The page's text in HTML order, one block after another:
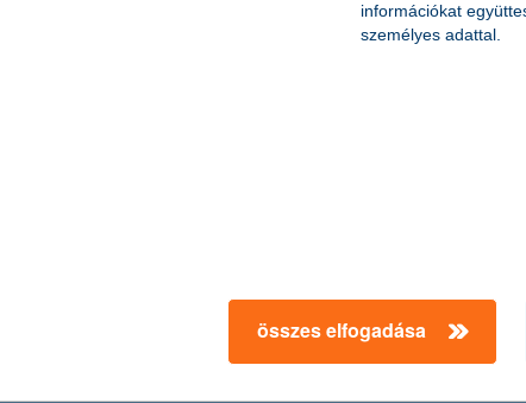
információkat
személyes adattal.
összes elfogadása